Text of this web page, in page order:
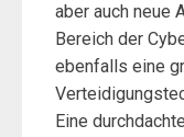
aber auch neue
Bereich der
ebenfalls eine
Eine durchdachte